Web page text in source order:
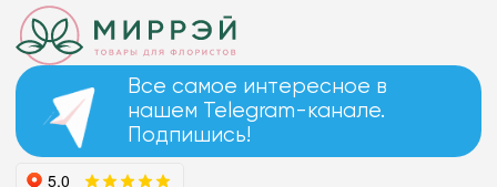
Все самое интересное в
нашем Telegram-канале.
Подпишись!